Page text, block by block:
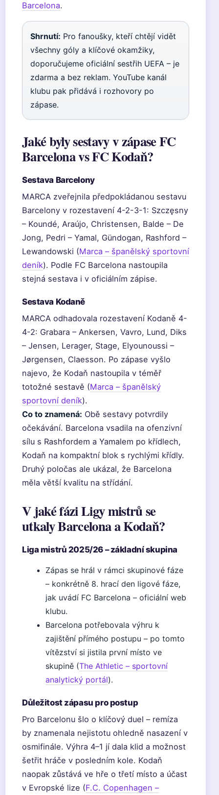
Barcelona.
Shrnutí: Pro fanoušky, kteří chtějí vidět
všechny góly a klíčové okamžiky,
doporučujeme oficiální sestřih UEFA – je
zdarma a bez reklam. YouTube kanál
klubu pak přidává i rozhovory po
zápase.
Jaké byly sestavy v zápase FC
Barcelona vs FC Kodaň?
Sestava Barcelony
MARCA zveřejnila předpokládanou sestavu
Barcelony v rozestavení 4-2-3-1: Szczęsny
– Koundé, Araújo, Christensen, Balde – De
Jong, Pedri – Yamal, Gündogan, Rashford –
Lewandowski (Marca – španělský sportovní
deník). Podle FC Barcelona nastoupila
stejná sestava i v oficiálním zápise.
Sestava Kodaně
MARCA odhadovala rozestavení Kodaně 4-
4-2: Grabara – Ankersen, Vavro, Lund, Diks
– Jensen, Lerager, Stage, Elyounoussi –
Jørgensen, Claesson. Po zápase vyšlo
najevo, že Kodaň nastoupila v téměř
totožné sestavě (Marca – španělský
sportovní deník).
Co to znamená: Obě sestavy potvrdily
očekávání. Barcelona vsadila na ofenzivní
sílu s Rashfordem a Yamalem po křídlech,
Kodaň na kompaktní blok s rychlými křídly.
Druhý poločas ale ukázal, že Barcelona
měla větší kvalitu na střídání.
V jaké fázi Ligy mistrů se
utkaly Barcelona a Kodaň?
Liga mistrů 2025/26 – základní skupina
Zápas se hrál v rámci skupinové fáze
– konkrétně 8. hrací den ligové fáze,
jak uvádí FC Barcelona – oficiální web
klubu.
Barcelona potřebovala výhru k
zajištění přímého postupu – po tomto
vítězství si jistila první místo ve
skupině (The Athletic – sportovní
analytický portál).
Důležitost zápasu pro postup
Pro Barcelonu šlo o klíčový duel – remíza
by znamenala nejistotu ohledně nasazení v
osmifinále. Výhra 4–1 jí dala klid a možnost
šetřit hráče v posledním kole. Kodaň
naopak zůstává ve hře o třetí místo a účast
v Evropské lize (F.C. Copenhagen –